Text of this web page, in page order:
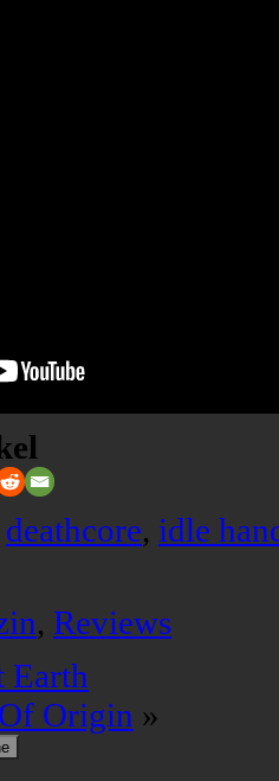
deathcore, idle
, Reviews
Earth
Origin »